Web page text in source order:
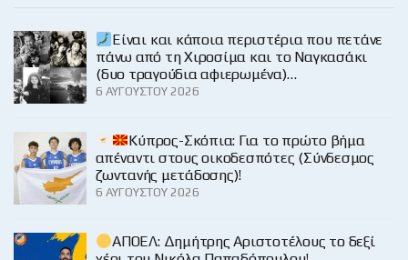
Είναι και κάποια περιστέρια που πετάνε
πάνω από τη Χιροσίμα και το Ναγκασάκι
(δυο τραγούδια αφιερωμένα)…
6 ΑΥΓΟΎΣΤΟΥ 2026
Κύπρος-Σκόπια: Για το πρώτο βήμα
απέναντι στους οικοδεσπότες (Σύνδεσμος
ζωντανής μετάδοσης)!
6 ΑΥΓΟΎΣΤΟΥ 2026
ΑΠΟΕΛ: Δημήτρης Αριστοτέλους το δεξί